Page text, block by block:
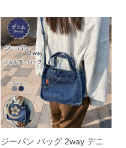
ジーパン バッグ 2way デニ